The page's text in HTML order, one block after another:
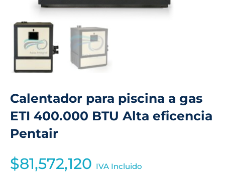
Calentador para piscina a gas
ETI 400.000 BTU Alta eficencia
Pentair
$81,572,120 IVA Incluido